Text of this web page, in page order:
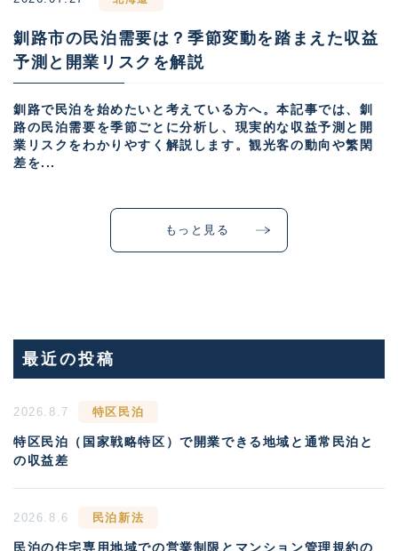
釧路市の民泊需要は？季節変動を踏まえた収益
予測と開業リスクを解説
釧路で民泊を始めたいと考えている方へ。本記事では、釧
路の民泊需要を季節ごとに分析し、現実的な収益予測と開
業リスクをわかりやすく解説します。観光客の動向や繁閑
差を...
もっと見る
最近の投稿
2026.8.7 特区民泊
特区民泊（国家戦略特区）で開業できる地域と通常民泊と
の収益差
2026.8.6 民泊新法
民泊の住宅専用地域での営業制限とマンション管理規約の